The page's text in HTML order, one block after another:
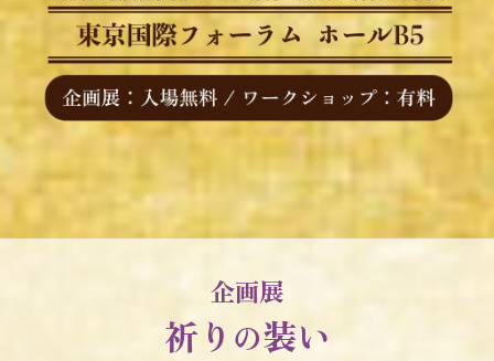
企画展
祈り の装い